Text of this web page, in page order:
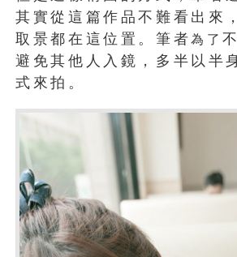
其實從這篇作品不難看出來
取景都在這位置。筆者為了
避免其他人入鏡，多半以半
式來拍。